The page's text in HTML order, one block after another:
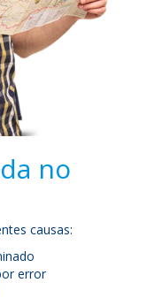
no
causas:
error